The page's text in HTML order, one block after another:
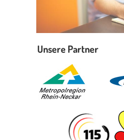
Unsere Partner